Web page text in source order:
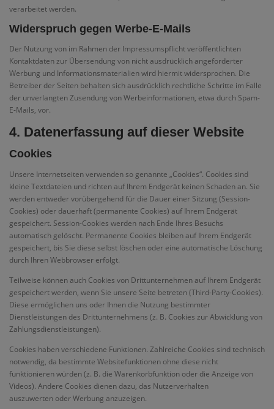
verarbeitet werden.
Widerspruch gegen Werbe-E-Mails
Der Nutzung von im Rahmen der Impressumspflicht veröffentlichten
Kontaktdaten zur Übersendung von nicht ausdrücklich angeforderter
Werbung und Informationsmaterialien wird hiermit widersprochen. Die
Betreiber der Seiten behalten sich ausdrücklich rechtliche Schritte im Falle
der unverlangten Zusendung von Werbeinformationen, etwa durch Spam-
E-Mails, vor.
4. Datenerfassung auf dieser Website
Cookies
Unsere Internetseiten verwenden so genannte „Cookies“. Cookies sind
kleine Textdateien und richten auf Ihrem Endgerät keinen Schaden an. Sie
werden entweder vorübergehend für die Dauer einer Sitzung (Session-
Cookies) oder dauerhaft (permanente Cookies) auf Ihrem Endgerät
gespeichert. Session-Cookies werden nach Ende Ihres Besuchs
automatisch gelöscht. Permanente Cookies bleiben auf Ihrem Endgerät
gespeichert, bis Sie diese selbst löschen oder eine automatische Löschung
durch Ihren Webbrowser erfolgt.
Teilweise können auch Cookies von Drittunternehmen auf Ihrem Endgerät
gespeichert werden, wenn Sie unsere Seite betreten (Third-Party-Cookies).
Diese ermöglichen uns oder Ihnen die Nutzung bestimmter
Dienstleistungen des Drittunternehmens (z. B. Cookies zur Abwicklung von
Zahlungsdienstleistungen).
Cookies haben verschiedene Funktionen. Zahlreiche Cookies sind technisch
notwendig, da bestimmte Websitefunktionen ohne diese nicht
funktionieren würden (z. B. die Warenkorbfunktion oder die Anzeige von
Videos). Andere Cookies dienen dazu, das Nutzerverhalten
auszuwerten oder Werbung anzuzeigen.